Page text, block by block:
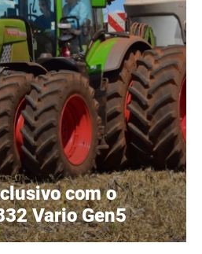
com o
Vario Gen5